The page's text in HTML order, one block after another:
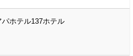
ホテル137ホテル